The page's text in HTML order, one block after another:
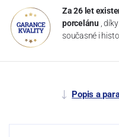
Za 26 let
porcelánu ,
současné i
Popis a